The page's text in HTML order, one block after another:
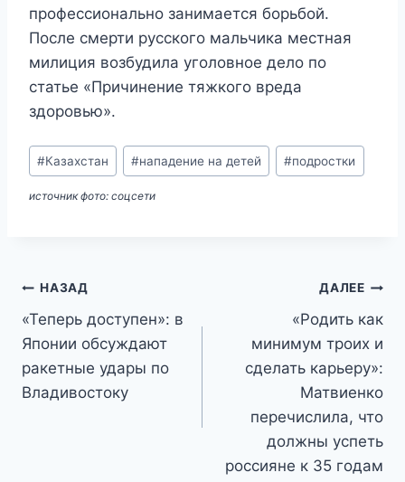
профессионально занимается борьбой.
После смерти русского мальчика местная
милиция возбудила уголовное дело по
статье «Причинение тяжкого вреда
здоровью».
Метки
записи:
#Казахстан #нападение на детей #подростки
источник фото: соцсети
Навигация
по
записям
НАЗАД
«Теперь доступен»: в
Японии обсуждают
ракетные удары по
Владивостоку
ДАЛЕЕ
«Родить как
минимум троих и
сделать карьеру»:
Матвиенко
перечислила, что
должны успеть
россияне к 35 годам